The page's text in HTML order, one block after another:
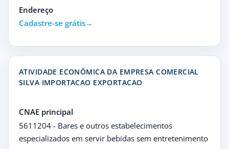
Endereço
Cadastre-se grátis
ATIVIDADE ECONÔMICA DA EMPRESA COMERCIAL
SILVA IMPORTACAO EXPORTACAO
CNAE principal
5611204 - Bares e outros estabelecimentos
especializados em servir bebidas sem entretenimento